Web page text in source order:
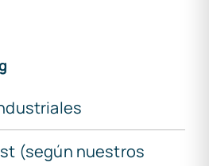
(según nuestros